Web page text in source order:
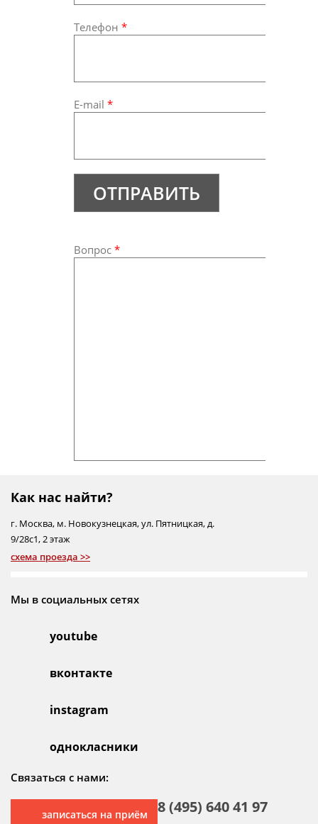
Телефон *
E-mail *
ОТПРАВИТЬ
Вопрос *
Как нас найти?
г. Москва, м. Новокузнецкая,ул. Пятницкая, д.
9/28с1, 2 этаж
схема проезда >>
Мы в социальных сетях
youtube
вконтакте
instagram
однокласники
Связаться с нами:
8 (495) 640 41 97
записаться на приём